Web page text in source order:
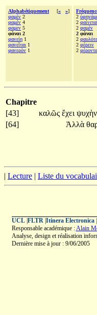
Alphabétiquement [« »]
φαμὲν 2
φαμέν 4
φαμεν 5
φάναι 2
φανείη 1
φανεῖται 1
φανερὸν 1
2
2 φαίνεταί
2 φαμὲν
2 φάναι
2
2 φέρειν
2
Chapitre
[43]
καλῶς ἔχει ψυχὴν
[64]
Ἀλλὰ
| Lecture | Liste du
UCL| FLTR| Itinera Electronica|
Responsable académique :Alain
Analyse, design et réalisation
Dernière mise à jour : 9/06/2005